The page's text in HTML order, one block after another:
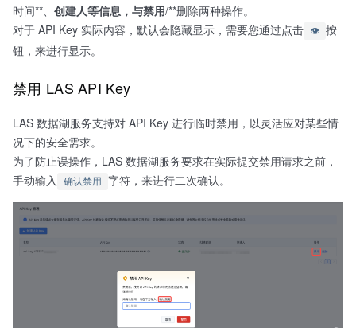
时间**、​ 创建人等信息，与禁用/​**删除两种操作。
对于 API Key 实际内容，默认会隐藏显示，需要您通过点击
👁️ 按
钮，来进行显示。
禁用 LAS API Key
LAS 数据湖服务支持对 API Key 进行临时禁用，以灵活应对某些情
况下的安全需求。
为了防止误操作，LAS 数据湖服务要求在实际提交禁用请求之前，
手动输入
确认禁用 字符，来进行二次确认。